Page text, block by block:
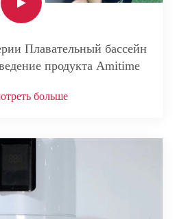
Плавательный бассейн
продукта Amitime
больше